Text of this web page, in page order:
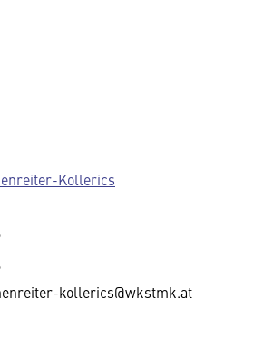
Kollerics
kollerics@wkstmk.at